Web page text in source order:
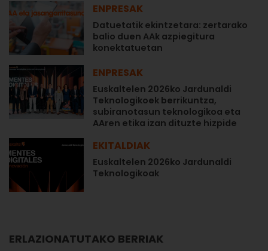
ENPRESAK
Datuetatik ekintzetara: zertarako
balio duen AAk azpiegitura
konektatuetan
ENPRESAK
Euskaltelen 2026ko Jardunaldi
Teknologikoek berrikuntza,
subiranotasun teknologikoa eta
AAren etika izan dituzte hizpide
EKITALDIAK
Euskaltelen 2026ko Jardunaldi
Teknologikoak
ERLAZIONATUTAKO BERRIAK